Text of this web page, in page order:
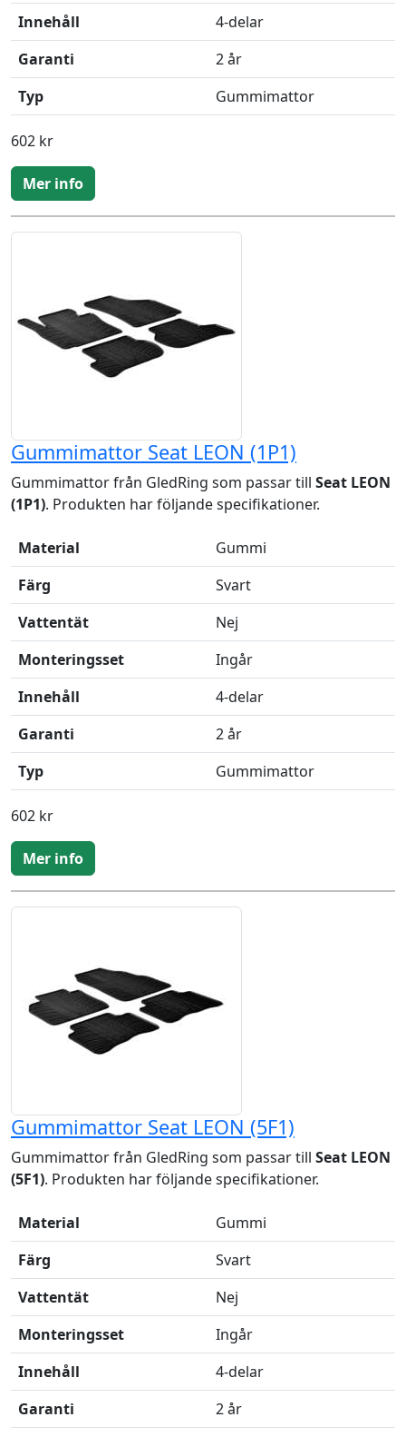
Innehåll
4-delar
Garanti
2 år
Typ
Gummimattor
602 kr
Mer info
Gummimattor Seat LEON (1P1)
Gummimattor från GledRing som passar till Seat LEON
(1P1). Produkten har följande specifikationer.
Material
Gummi
Färg
Svart
Vattentät
Nej
Monteringsset
Ingår
Innehåll
4-delar
Garanti
2 år
Typ
Gummimattor
602 kr
Mer info
Gummimattor Seat LEON (5F1)
Gummimattor från GledRing som passar till Seat LEON
(5F1). Produkten har följande specifikationer.
Material
Gummi
Färg
Svart
Vattentät
Nej
Monteringsset
Ingår
Innehåll
4-delar
Garanti
2 år